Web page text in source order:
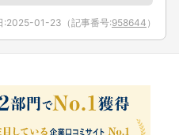
:2025-01-23 （記事番号:958644 ）